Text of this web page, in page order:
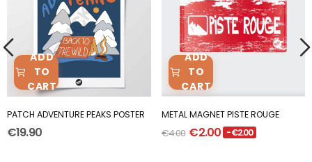
ADD
TO
CART
PATCH ADVENTURE PEAKS POSTER
€19.90
ADD
TO
CART
METAL MAGNET PISTE ROUGE
€4.00 €2.00 -€2.00